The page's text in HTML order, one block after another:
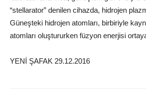
“stellarator” denilen cihazda, hidrojen
Güneşteki hidrojen atomları, birbiriyle
atomları oluştururken füzyon enerjisi
YENİ ŞAFAK 29.12.2016